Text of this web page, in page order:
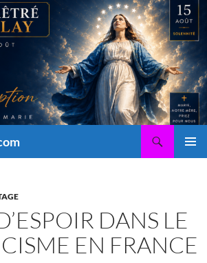
DANS LE
EN FRANCE